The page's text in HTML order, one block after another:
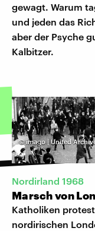
gewagt. Warum
und jeden das
aber der Psyche
Kalbitzer.
©imago | United
Nordirland 1968
Marsch von
Katholiken
nordirischen